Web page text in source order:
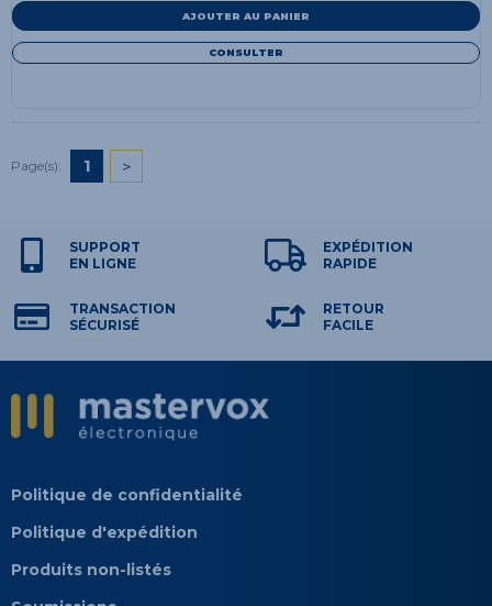
AJOUTER AU PANIER
CONSULTER
Page(s): 1 >
SUPPORT
EN LIGNE
EXPÉDITION
RAPIDE
TRANSACTION
SÉCURISÉ
RETOUR
FACILE
Politique de confidentialité
Politique d'expédition
Produits non-listés